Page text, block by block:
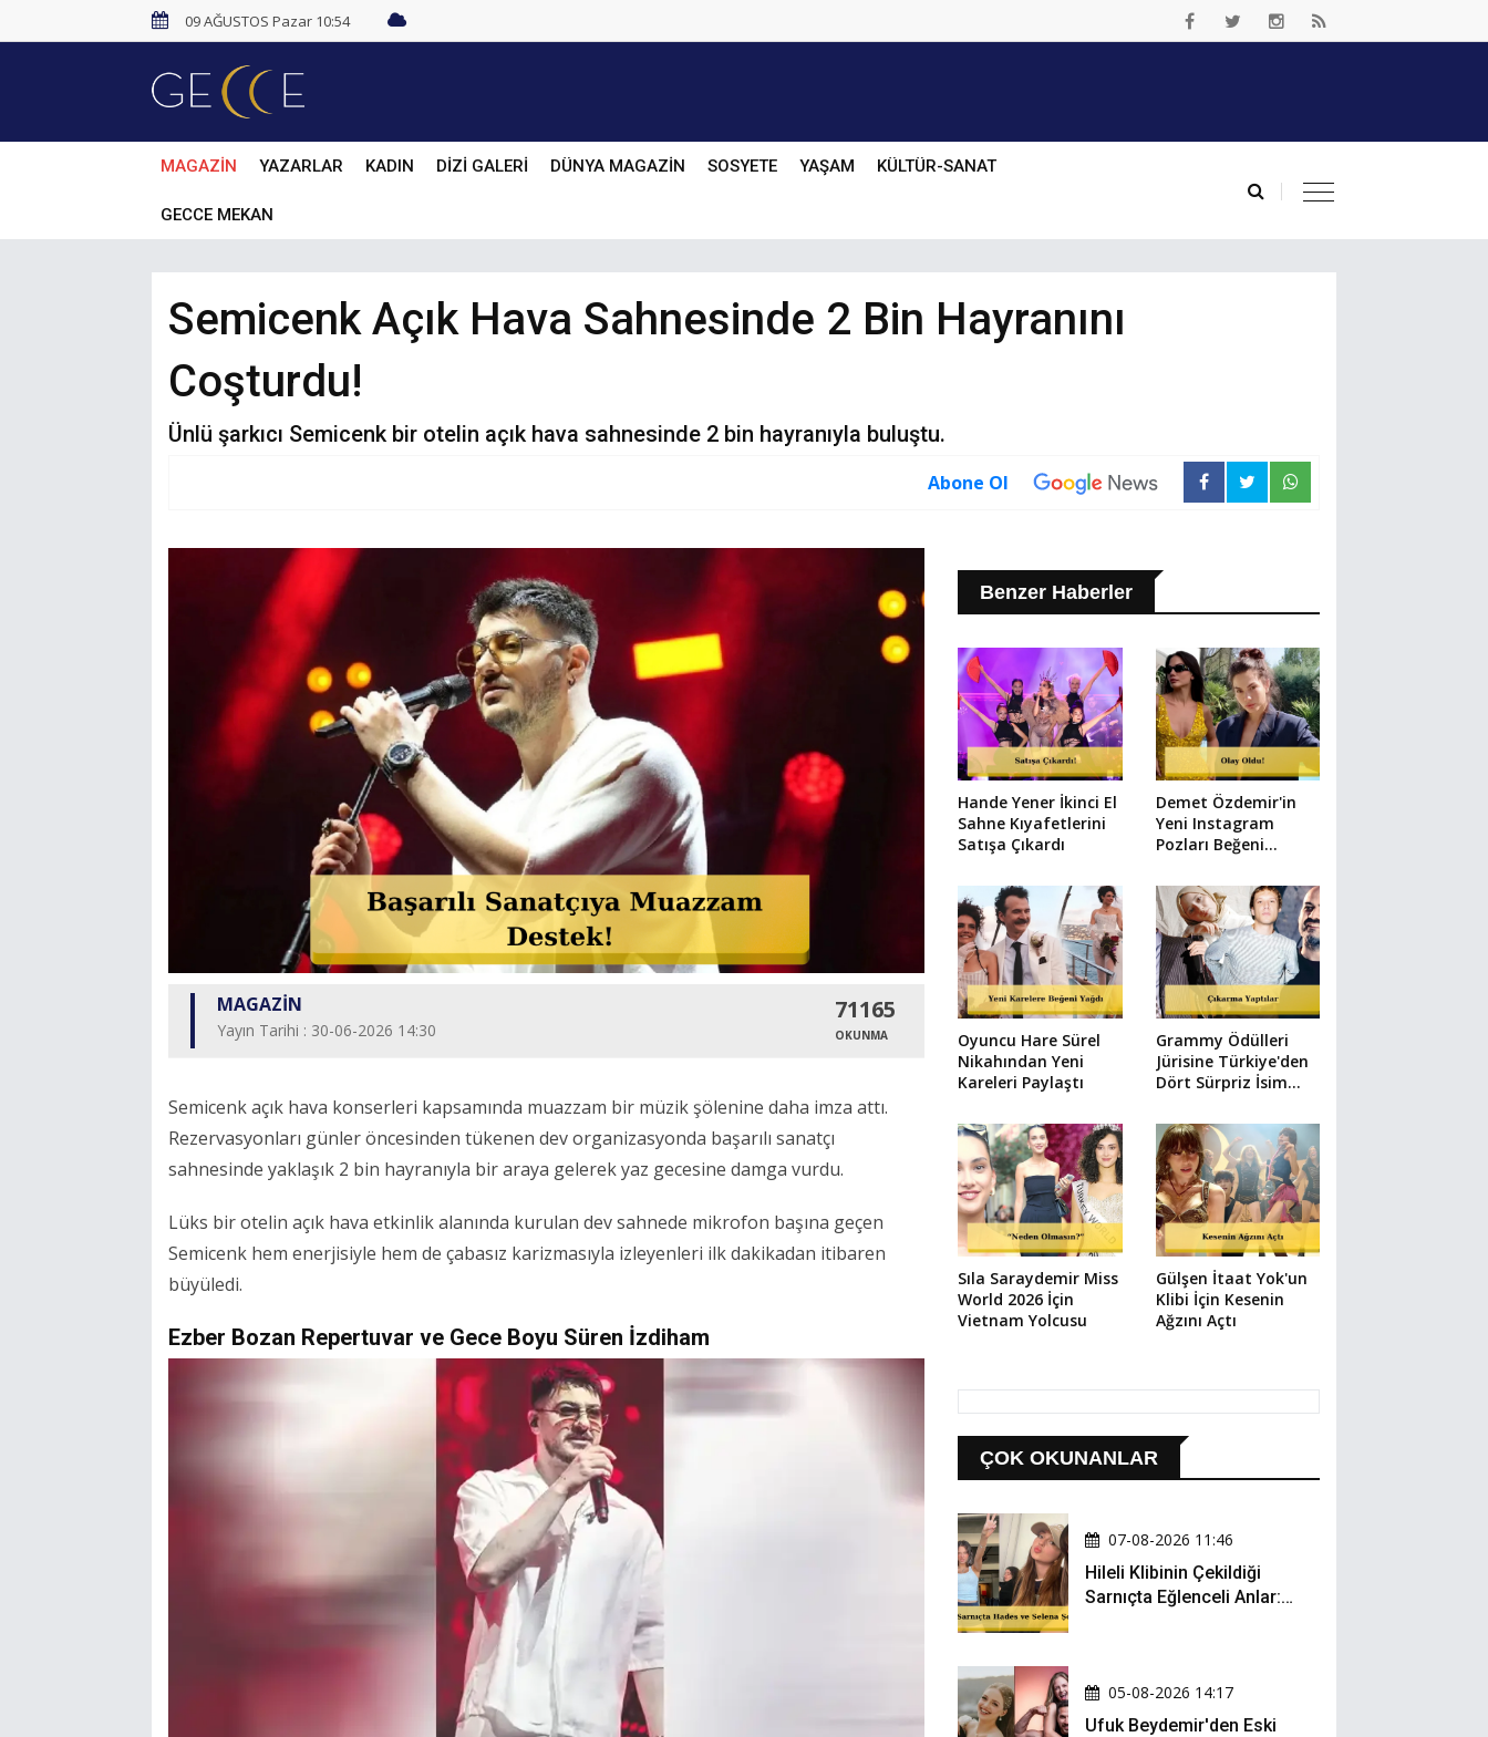
09 AĞUSTOS Pazar 10:54
MAGAZİN YAZARLAR KADIN DİZİ GALERİ DÜNYA MAGAZİN SOSYETE YAŞAM KÜLTÜR-SANAT
GECCE MEKAN
Semicenk Açık Hava Sahnesinde 2 Bin Hayranını
Coşturdu!
Ünlü şarkıcı Semicenk bir otelin açık hava sahnesinde 2 bin hayranıyla buluştu.
Abone Ol
MAGAZİN
Yayın Tarihi : 30-06-2026 14:30
71165
OKUNMA
Semicenk açık hava konserleri kapsamında muazzam bir müzik şölenine daha imza attı.
Rezervasyonları günler öncesinden tükenen dev organizasyonda başarılı sanatçı
sahnesinde yaklaşık 2 bin hayranıyla bir araya gelerek yaz gecesine damga vurdu.
Lüks bir otelin açık hava etkinlik alanında kurulan dev sahnede mikrofon başına geçen
Semicenk hem enerjisiyle hem de çabasız karizmasıyla izleyenleri ilk dakikadan itibaren
büyüledi.
Ezber Bozan Repertuvar ve Gece Boyu Süren İzdiham
Benzer Haberler
Hande Yener İkinci El
Sahne Kıyafetlerini
Satışa Çıkardı
Demet Özdemir'in
Yeni Instagram
Pozları Beğeni
Oyuncu Hare Sürel
Nikahından Yeni
Kareleri Paylaştı
Grammy Ödülleri
Jürisine Türkiye'den
Dört Sürpriz İsim
Sıla Saraydemir Miss
World 2026 İçin
Vietnam Yolcusu
Gülşen İtaat Yok'un
Klibi İçin Kesenin
Ağzını Açtı
ÇOK OKUNANLAR
07-08-2026 11:46
Hileli Klibinin Çekildiği
Sarnıçta Eğlenceli Anlar:
05-08-2026 14:17
Ufuk Beydemir'den Eski